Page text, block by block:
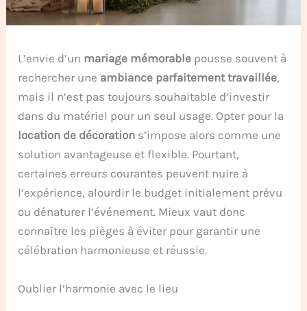
L’envie d’un mariage mémorable pousse souvent à
rechercher une ambiance parfaitement travaillée,
mais il n’est pas toujours souhaitable d’investir
dans du matériel pour un seul usage. Opter pour la
location de décoration s’impose alors comme une
solution avantageuse et flexible. Pourtant,
certaines erreurs courantes peuvent nuire à
l’expérience, alourdir le budget initialement prévu
ou dénaturer l’événement. Mieux vaut donc
connaître les pièges à éviter pour garantir une
célébration harmonieuse et réussie.
Oublier l’harmonie avec le lieu